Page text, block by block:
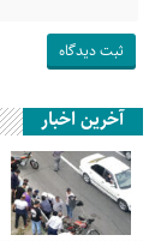
آخرین اخبار